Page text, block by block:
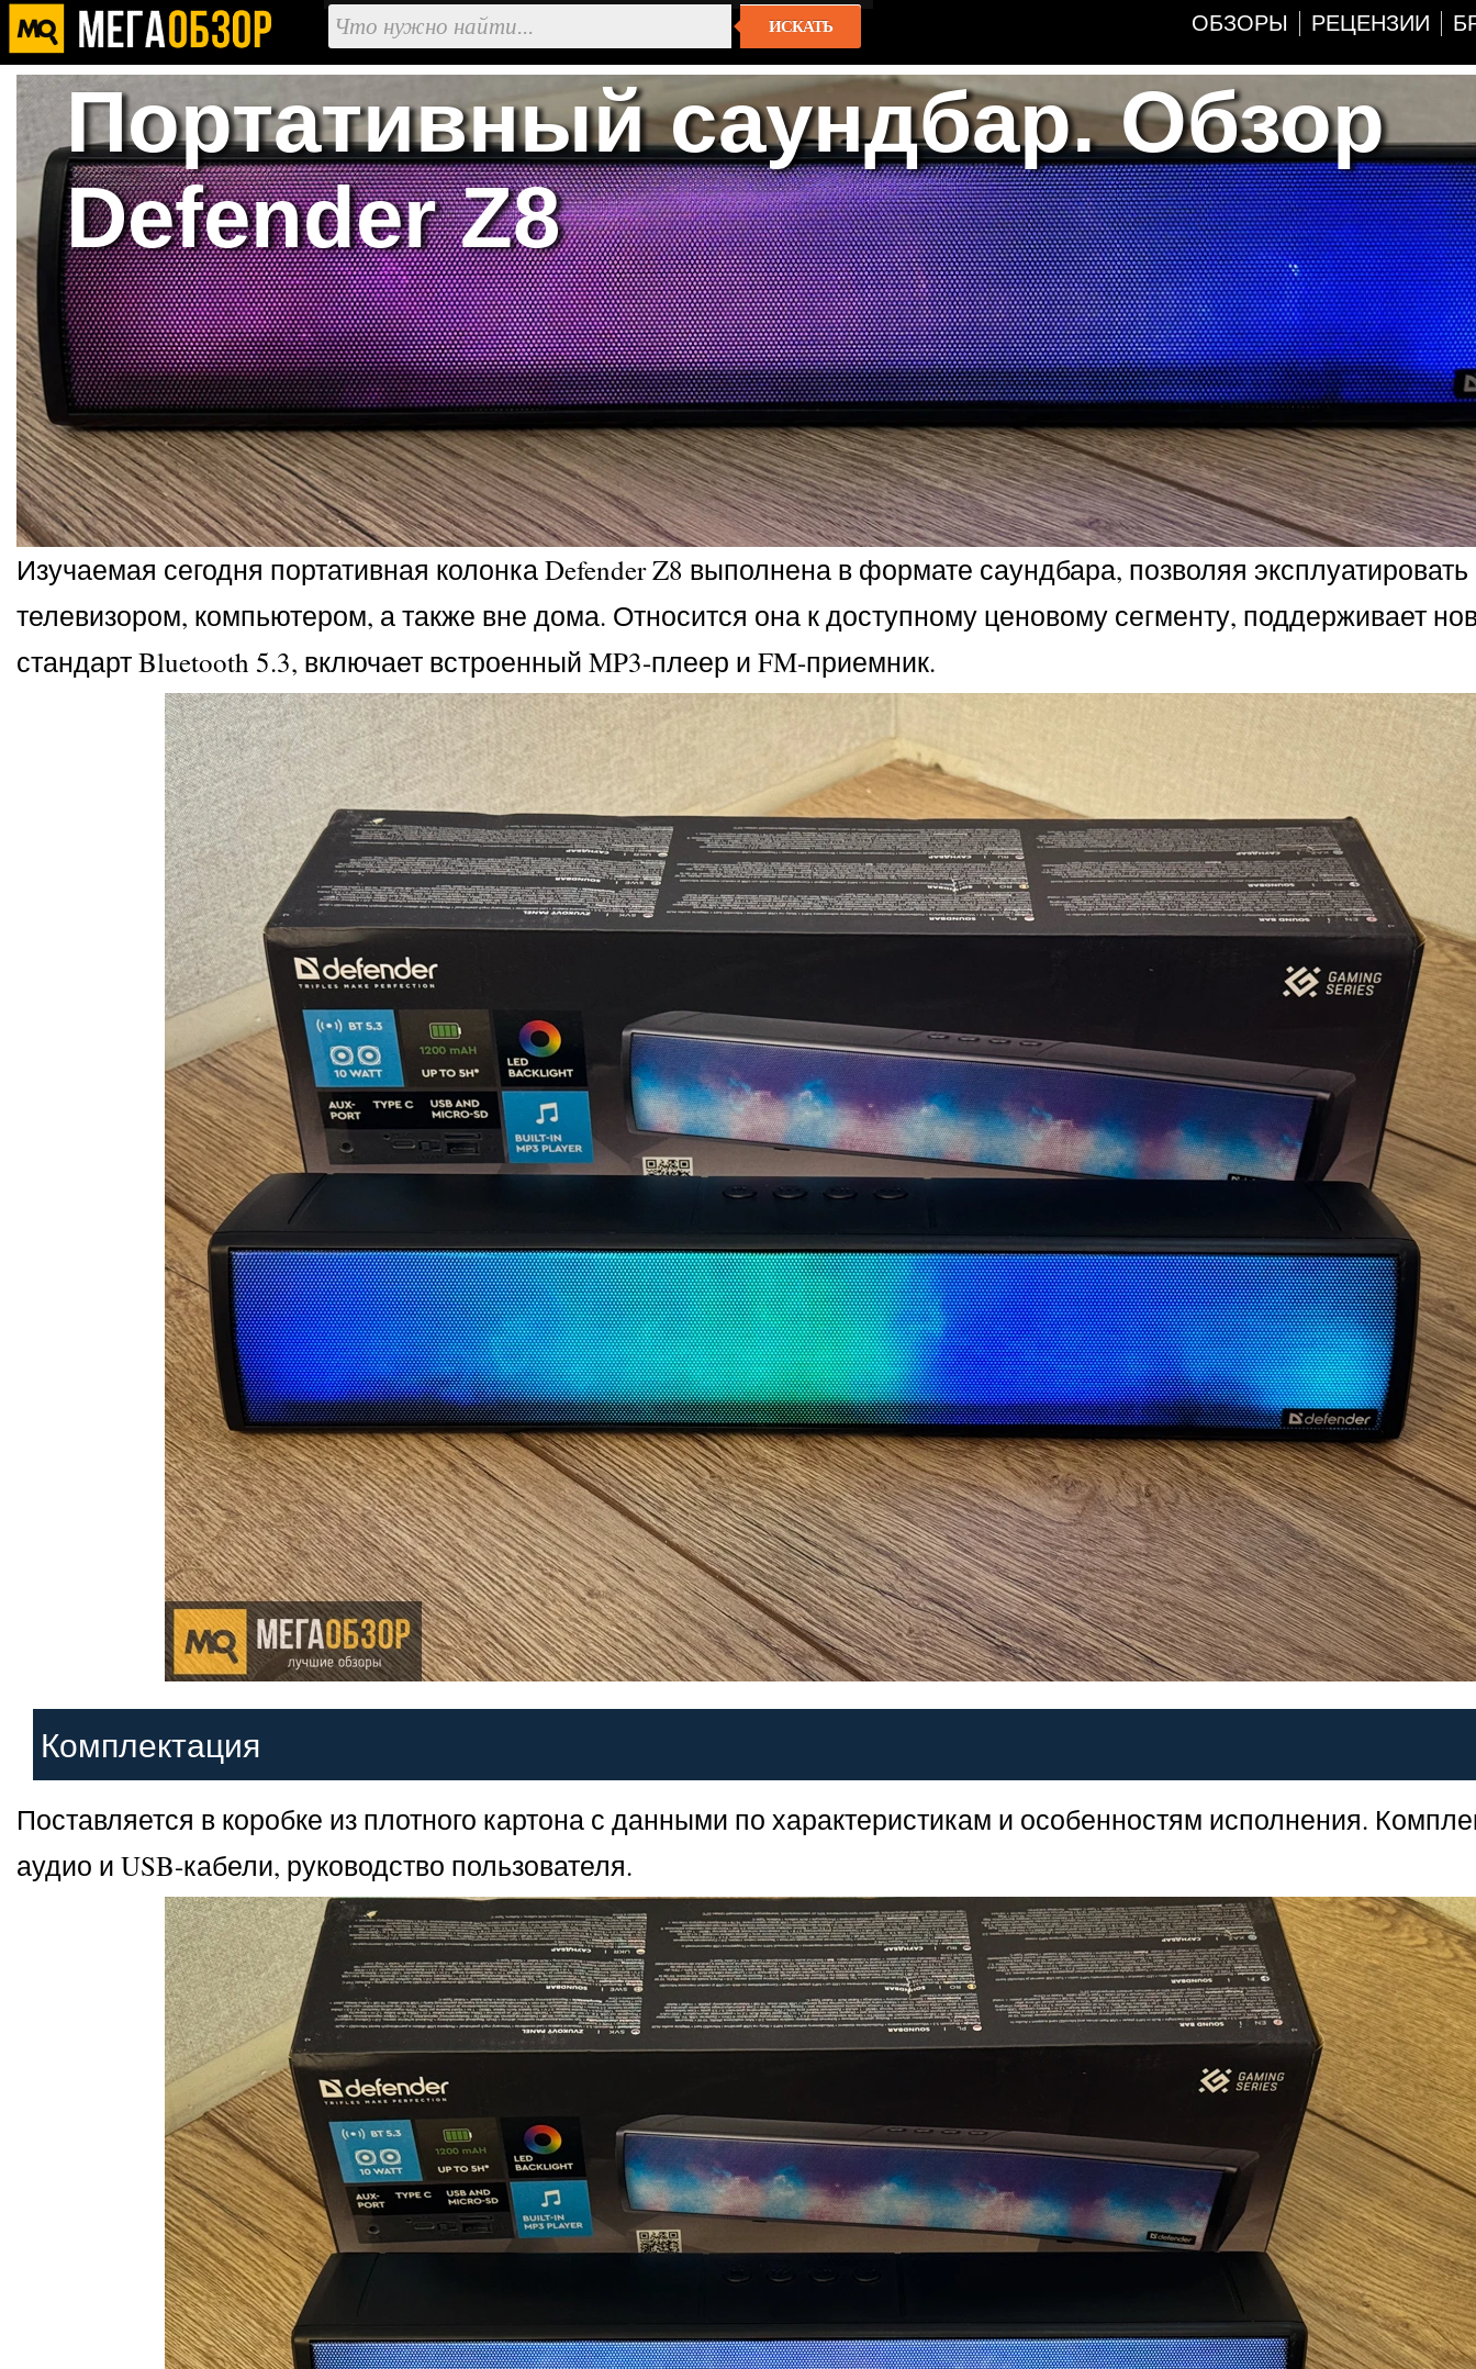
ИСКАТЬ ОБЗОРЫ РЕЦЕНЗИИ
Портативный саундбар. Обзор
Defender Z8
Изучаемая сегодня портативная колонка Defender Z8 выполнена в формате саундбара, позволяя эксплуатировать
телевизором, компьютером, а также вне дома. Относится она к доступному ценовому сегменту, поддерживает
стандарт Bluetooth 5.3, включает встроенный MP3-плеер и FM-приемник.
Комплектация
Поставляется в коробке из плотного картона с данными по характеристикам и особенностям исполнения.
аудио и USB-кабели, руководство пользователя.